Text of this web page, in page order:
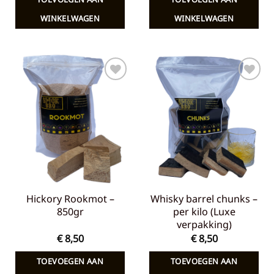
WINKELWAGEN
WINKELWAGEN
Toevoegen
verlanglijst
Hickory Rookmot –
850gr
€8,50
TOEVOEGEN AAN
Toevoegen
aan
verlanglijst
Whisky barrel chunks –
per kilo (Luxe
verpakking)
€8,50
TOEVOEGEN AAN